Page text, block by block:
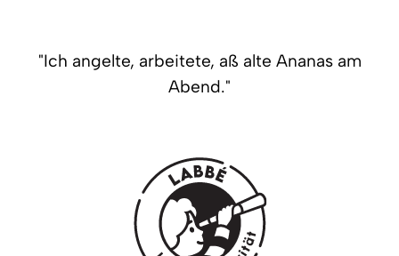
"Ich angelte, arbeitete, aß alte Ananas am
Abend."